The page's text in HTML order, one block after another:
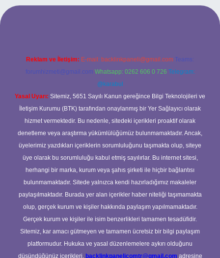
giriş
Reklam ve İletişim: E-mail: backlinkpaneli@gmail.com Teams:
forumhizmeti@gmail.com Whatsapp: 0262 606 0 726 Telegram:
@karabul
Yasal Uyarı: Sitemiz, 5651 Sayılı Kanun gereğince Bilgi Teknolojileri ve
İletişim Kurumu (BTK) tarafından onaylanmış bir Yer Sağlayıcı olarak
hizmet vermektedir. Bu nedenle, sitedeki içerikleri proaktif olarak
denetleme veya araştırma yükümlülüğümüz bulunmamaktadır. Ancak,
üyelerimiz yazdıkları içeriklerin sorumluluğunu taşımakta olup, siteye
üye olarak bu sorumluluğu kabul etmiş sayılırlar. Bu internet sitesi,
herhangi bir marka, kurum veya şahıs şirketi ile hiçbir bağlantısı
bulunmamaktadır. Sitede yalnızca kendi hazırladığımız makaleler
paylaşılmaktadır. Burada yer alan içerikler haber niteliği taşımamakta
olup, gerçek kurum ve kişiler hakkında paylaşım yapılmamaktadır.
Gerçek kurum ve kişiler ile isim benzerlikleri tamamen tesadüfidir.
Sitemiz, kar amacı gütmeyen ve tamamen ücretsiz bir bilgi paylaşım
platformudur. Hukuka ve yasal düzenlemelere aykırı olduğunu
düşündüğünüz içerikleri, backlinkpanelicomtr@gmail.com adresine